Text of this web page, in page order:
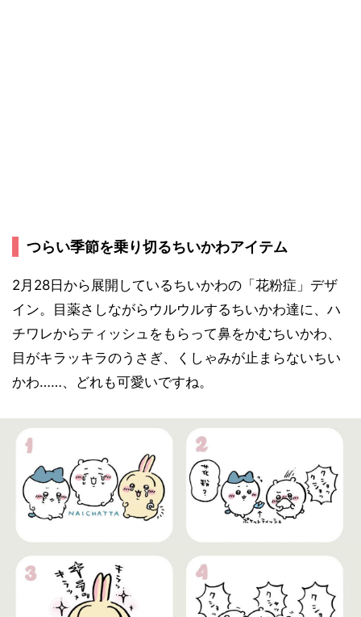
つらい季節を乗り切るちいかわアイテム
2月28日から展開しているちいかわの「花粉症」デザ
イン。目薬さしながらウルウルするちいかわ達に、ハ
チワレからティッシュをもらって鼻をかむちいかわ、
目がキラッキラのうさぎ、くしゃみが止まらないちい
かわ……、どれも可愛いですね。